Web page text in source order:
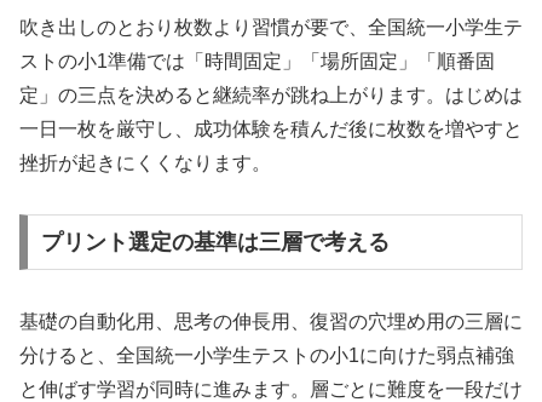
吹き出しのとおり枚数より習慣が要で、全国統一小学生テ
ストの小1準備では「時間固定」「場所固定」「順番固
定」の三点を決めると継続率が跳ね上がります。はじめは
一日一枚を厳守し、成功体験を積んだ後に枚数を増やすと
挫折が起きにくくなります。
プリント選定の基準は三層で考える
基礎の自動化用、思考の伸長用、復習の穴埋め用の三層に
分けると、全国統一小学生テストの小1に向けた弱点補強
と伸ばす学習が同時に進みます。層ごとに難度を一段だけ